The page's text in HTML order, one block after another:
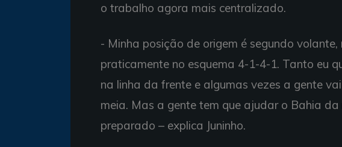
o trabalho agora mais centralizado.
- Minha posição de origem é segundo
praticamente no esquema 4-1-4-1. Tanto eu
na linha da frente e algumas vezes a gente
meia. Mas a gente tem que ajudar o Bahia
preparado – explica Juninho.